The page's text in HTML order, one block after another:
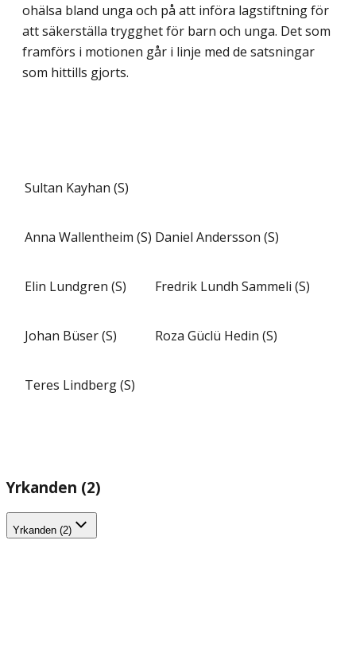
ohälsa bland unga och på att införa lagstiftning för
att säkerställa trygghet för barn och unga. Det som
framförs i motionen går i linje med de satsningar
som hittills gjorts.
Sultan Kayhan (S)
Anna Wallentheim (S) Daniel Andersson (S)
Elin Lundgren (S) Fredrik Lundh Sammeli (S)
Johan Büser (S) Roza Güclü Hedin (S)
Teres Lindberg (S)
Yrkanden (2)
Yrkanden (2)